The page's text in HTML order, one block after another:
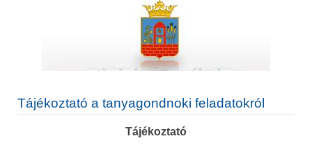
Tájékoztató a tanyagondnoki feladatokról
Tájékoztató